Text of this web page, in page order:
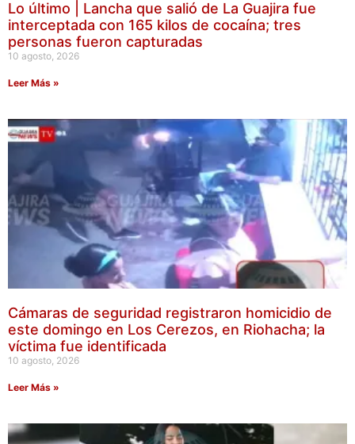
Lo último | Lancha que salió de La Guajira fue
interceptada con 165 kilos de cocaína; tres
personas fueron capturadas
10 agosto, 2026
Leer Más »
Cámaras de seguridad registraron homicidio de
este domingo en Los Cerezos, en Riohacha; la
víctima fue identificada
10 agosto, 2026
Leer Más »